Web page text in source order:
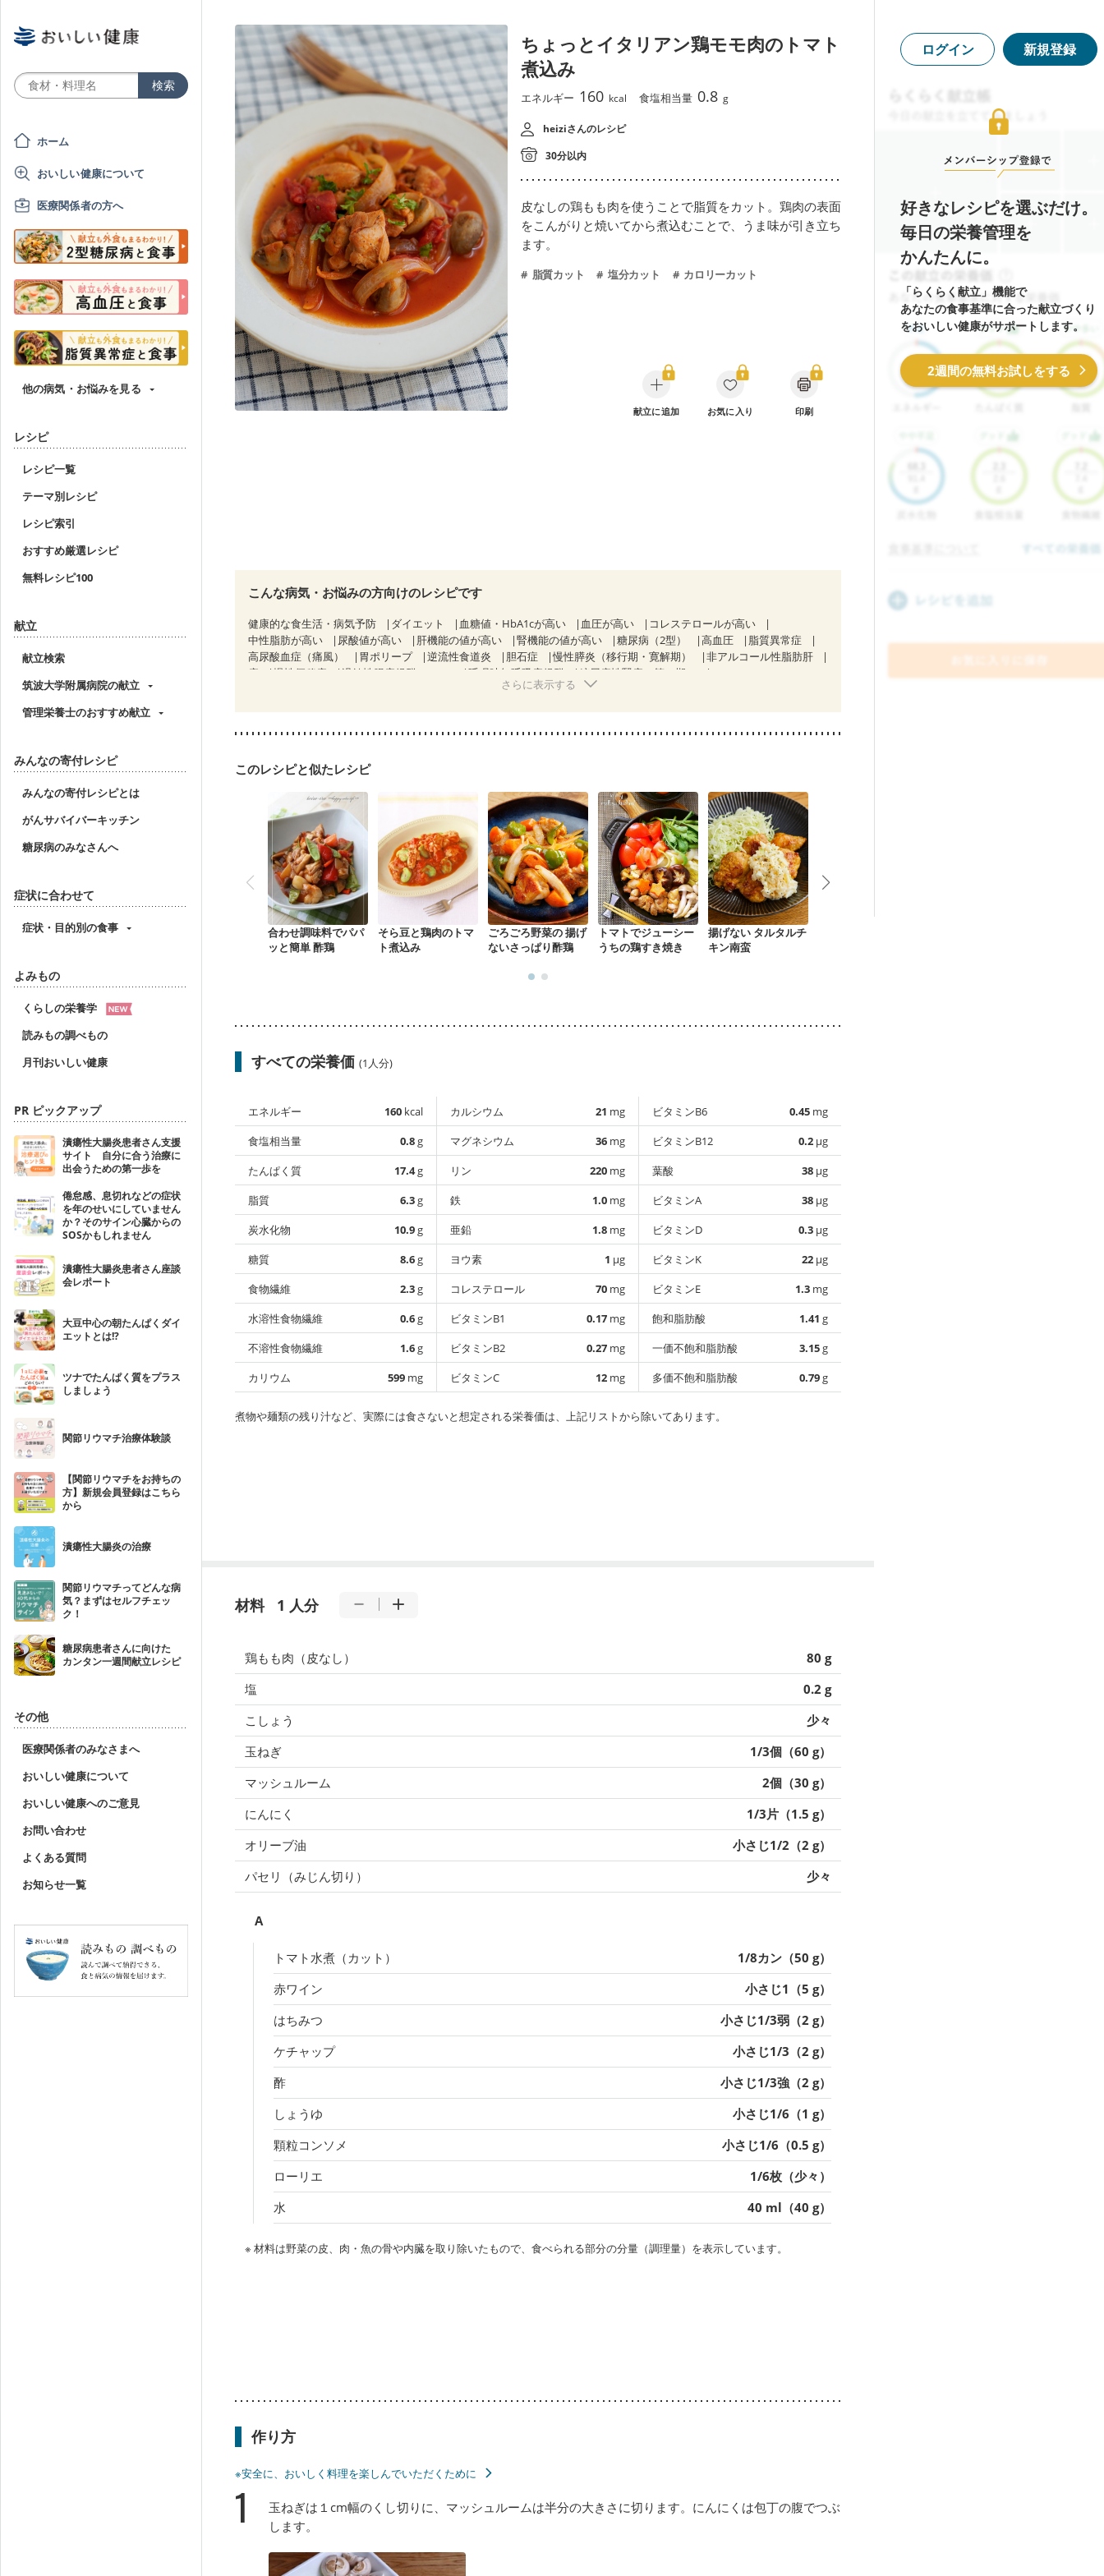
ホーム
おいしい健康について
医療関係者の方へ
他の病気・お悩みを見る
レシピ
レシピ一覧
テーマ別レシピ
レシピ索引
おすすめ厳選レシピ
無料レシピ100
献立
献立検索
筑波大学附属病院の献立
管理栄養士のおすすめ献立
みんなの寄付レシピ
みんなの寄付レシピとは
がんサバイバーキッチン
糖尿病のみなさんへ
症状に合わせて
症状・目的別の食事
よみもの
くらしの栄養学
読みもの調べもの
月刊おいしい健康
PR ピックアップ
潰瘍性大腸炎患者さん支援
サイト 自分に合う治療に
出会うための第一歩を
倦怠感、息切れなどの症状
を年のせいにしていません
か？そのサイン心臓からの
SOSかもしれません
潰瘍性大腸炎患者さん座談
会レポート
大豆中心の朝たんぱくダイ
エットとは!?
ツナでたんぱく質をプラス
しましょう
関節リウマチ治療体験談
【関節リウマチをお持ちの
方】新規会員登録はこちら
から
潰瘍性大腸炎の治療
関節リウマチってどんな病
気？まずはセルフチェッ
ク！
糖尿病患者さんに向けた
カンタン一週間献立レシピ
その他
医療関係者のみなさまへ
おいしい健康について
おいしい健康へのご意見
お問い合わせ
よくある質問
お知らせ一覧
ちょっとイタリアン鶏モモ肉のトマト
煮込み
エネルギー 160 kcal 食塩相当量 0.8 g
heiziさんのレシピ
30分以内
皮なしの鶏もも肉を使うことで脂質をカット。鶏肉の表面
をこんがりと焼いてから煮込むことで、うま味が引き立ち
ます。
脂質カット 塩分カット カロリーカット
献立に追加 お気に入り 印刷
こんな病気・お悩みの方向けのレシピです
健康的な食生活・病気予防 ダイエット 血糖値・HbA1cが高い 血圧が高い
コレステロールが高い
中性脂肪が高い
尿酸値が高い 肝機能の値が高い 腎機能の値が高い 糖尿病（2型） 高血圧
脂質異常症
高尿酸血症（痛風）
胃ポリープ 逆流性食道炎 胆石症 慢性膵炎（移行期・寛解期）
非アルコール性脂肪肝
痔
慢性便秘症 過敏性腸症候群（IBS） 睡眠時無呼吸症候群
糖尿病性腎症（第１期）
CKD（ステージ１）
妊娠中(初期)
妊婦健診・体重増加が気になる（初期）
妊婦健診・血圧が気になる（初期）
産後（ミルク）
骨折
さらに表示する
このレシピと似たレシピ
合わせ調味料でパパ
ッと簡単 酢鶏
そら豆と鶏肉のトマ
ト煮込み
ごろごろ野菜の 揚げ
ないさっぱり酢鶏
トマトでジューシー
うちの鶏すき焼き
揚げない タルタルチ
キン南蛮
すべての栄養価 (1人分)
エネルギー 160 kcal
食塩相当量
0.8g
たんぱく質
17.4g
脂質
6.3g
炭水化物
10.9g
糖質
8.6g
食物繊維
2.3g
水溶性食物繊維
0.6g
不溶性食物繊維
1.6g
カリウム
599 mg
カルシウム 21 mg
マグネシウム
36 mg
リン
220 mg
鉄
1.0 mg
亜鉛
1.8 mg
ヨウ素
1 µg
コレステロール
70 mg
ビタミンB1
0.17 mg
ビタミンB2
0.27 mg
ビタミンC
12 mg
ビタミンB6 0.45 mg
ビタミンB12
0.2 µg
葉酸
38 µg
ビタミンA
38 µg
ビタミンD
0.3 µg
ビタミンK
22 µg
ビタミンE
1.3 mg
飽和脂肪酸
1.41 g
一価不飽和脂肪酸
3.15g
多価不飽和脂肪酸
0.79g
煮物や麺類の残り汁など、実際には食さないと想定される栄養価は、上記リストから除いてあります。
材料 1 人分
鶏もも肉（皮なし）
80 g
塩
0.2 g
こしょう
少々
玉ねぎ
1/3個（60 g）
マッシュルーム
2個（30 g）
にんにく
1/3片（1.5 g）
オリーブ油
小さじ1/2（2 g）
パセリ（みじん切り）
少々
A
トマト水煮（カット）
1/8カン（50 g）
赤ワイン
小さじ1（5 g）
はちみつ
小さじ1/3弱（2 g）
ケチャップ
小さじ1/3（2 g）
酢
小さじ1/3強（2 g）
しょうゆ
小さじ1/6（1 g）
顆粒コンソメ
小さじ1/6（0.5 g）
ローリエ
1/6枚（少々）
水
40 ml（40 g）
※ 材料は野菜の皮、肉・魚の骨や内臓を取り除いたもので、食べられる部分の分量（調理量）を表示しています。
作り方
※安全に、おいしく料理を楽しんでいただくために
1
玉ねぎは１cm幅のくし切りに、マッシュルームは半分の大きさに切ります。にんにくは包丁の腹でつぶ
します。
ログイン 新規登録
好きなレシピを選ぶだけ。
毎日の栄養管理を
かんたんに。
「らくらく献立」機能で
あなたの食事基準に合った献立づくり
をおいしい健康がサポートします。
2週間の無料お試しをする